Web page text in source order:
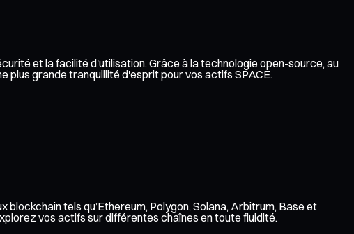
et la facilité d'utilisation. Grâce à la technologie open-source, au
plus grande tranquillité d'esprit pour vos actifs SPACE.
tels qu’Ethereum, Polygon, Solana, Arbitrum, Base et
vos actifs sur différentes chaînes en toute fluidité.